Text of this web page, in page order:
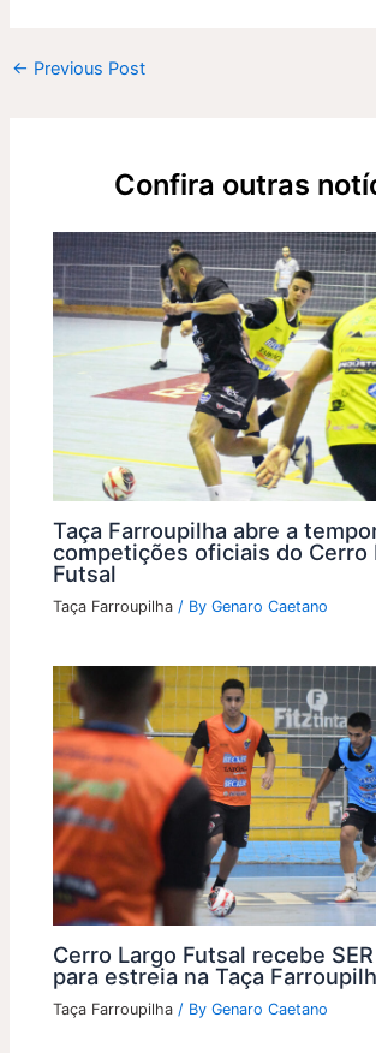
← Previous Post
Confira outras
Taça Farroupilha abre a
competições oficiais do Cerro
Futsal
Taça Farroupilha / ByGenaro Caetano
Cerro Largo Futsal recebe
para estreia na Taça
Taça Farroupilha / ByGenaro Caetano